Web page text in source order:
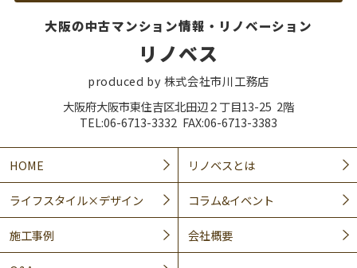
大阪の中古マンション情報・リノベーション
リノベス
produced by 株式会社市川工務店
大阪府大阪市東住吉区北田辺２丁目13-25 2階
TEL:06-6713-3332 FAX:06-6713-3383
HOME リノベスとは
ライフスタイル×デザイン コラム&イベント
施工事例 会社概要